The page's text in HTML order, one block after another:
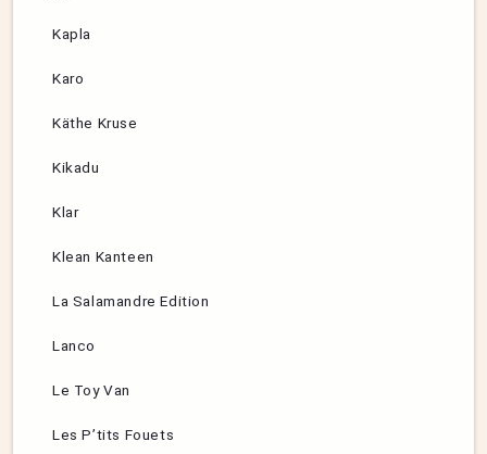
Kapla
Karo
Käthe Kruse
Kikadu
Klar
Klean Kanteen
La Salamandre Edition
Lanco
Le Toy Van
Les P’tits Fouets